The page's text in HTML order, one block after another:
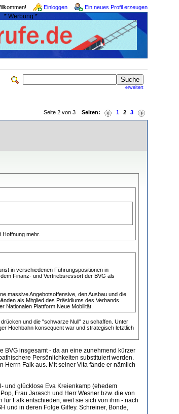
Einloggen Ein neues Profil erzeugen
* Werbung *
erweitert
Seite 2 von 3 Seiten: 1 2 3
mehr.
in verschiedenen Führungspositionen in
Finanz- und Vertriebsressort der BVG als
massive Angebotsoffensive, den Ausbau und die
als Mitglied des Präsidiums des Verbands
Nationalen Plattform Neue Mobilität.
und die "schwarze Null" zu schaffen. Unter
Hochbahn konsequent war und strategisch letztlich
BVG insgesamt - da an eine zunehmend kürzer
Persönlichkeiten substituiert werden.
Falk aus. Mit seiner Vita fände er nämlich
und glücklose Eva Kreienkamp (ehedem
Frau Jarasch und Herr Wesner bzw. die von
Falk entschieden, weil sie sich von ihm - nach
und in deren Folge Giffey. Schreiner, Bonde,